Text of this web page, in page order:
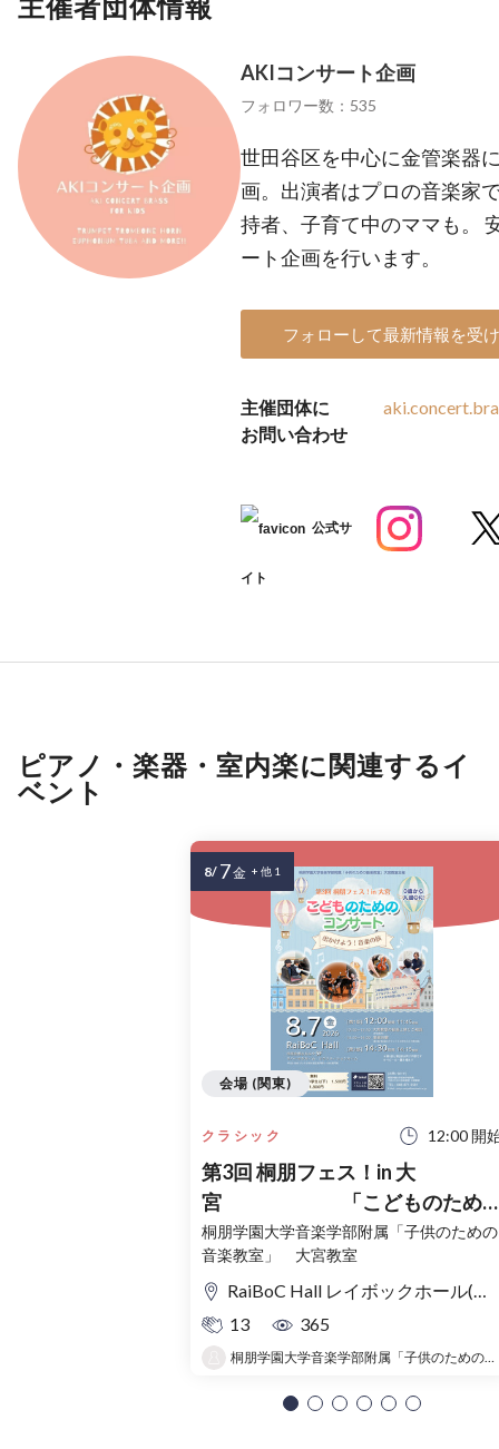
AKIコンサート企画
フォロワー数：535
世田谷区を中心に金管楽器
画。出演者はプロの音楽家
持者、子育て中のママも。
ート企画を行います。
フォローして最新情報を受
主催団体に
お問い合わせ
公式サ
イト
ピアノ・楽器・室内楽に関連するイ
ベント
クラシック 12:00 開
第3回 桐朋フェス！in 大
宮 「こどものため
コンサート」〜出かけよう！音
の旅〜
桐朋学園大学音楽学部附属「子供のための
音楽教室」 大宮教室
RaiBoC Hall レイボックホール(市民会館おおみや) 5F リハーサルルーム・レクリエーションルーム
13
365
桐朋学園大学音楽学部附属「子供のための音楽教室 」大宮教室
会場 (関東)
8/ 7金 + 他 1